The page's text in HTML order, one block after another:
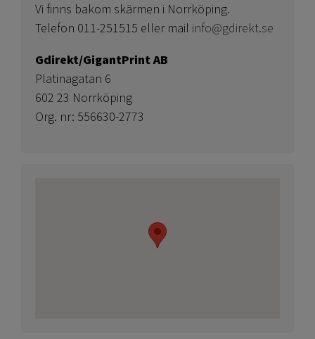
Vi finns bakom skärmen i Norrköping.
Telefon 011-251515 eller mail info@gdirekt.se
Gdirekt/GigantPrint AB
Platinagatan 6
602 23 Norrköping
Org. nr: 556630-2773